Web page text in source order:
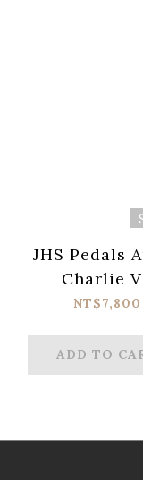
JHS Pedals
Charlie
NT$7,800
ADD TO